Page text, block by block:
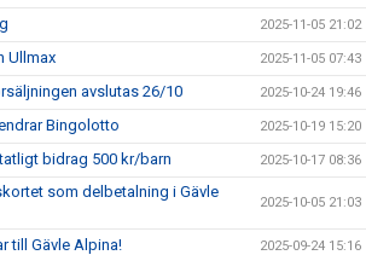
2025-11-05 21:02
Ullmax 2025-11-05 07:43
avslutas 26/10 2025-10-24 19:46
Bingolotto 2025-10-19 15:20
bidrag 500 kr/barn 2025-10-17 08:36
som delbetalning i Gävle
2025-10-05 21:03
till Gävle Alpina! 2025-09-24 15:16